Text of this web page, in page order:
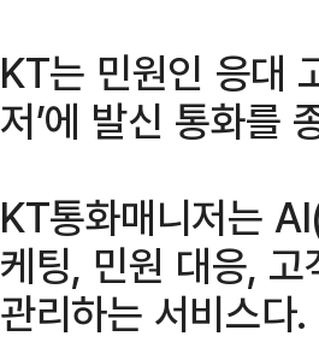
KT는 민원인 응대
저’에 발신 통화를
KT통화매니저는
케팅, 민원 대응,
관리하는 서비스다.